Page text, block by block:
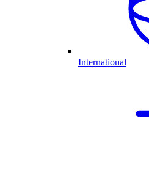
International